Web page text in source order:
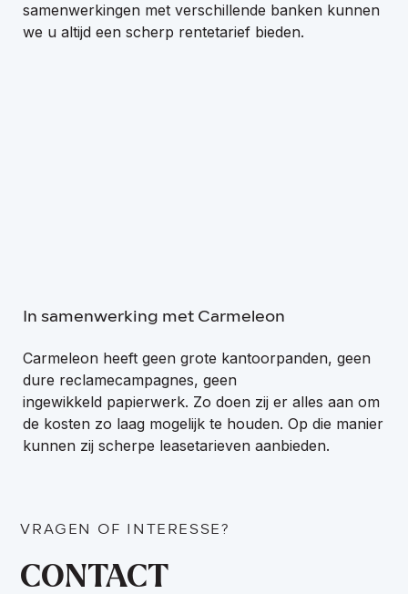
5175 AXLoon op Zand
samenwerkingen met verschillende banken kunnen
we u altijd een scherp rentetarief bieden.
In samenwerking met Carmeleon
Carmeleon heeft geen grote kantoorpanden, geen
dure reclamecampagnes, geen
ingewikkeld papierwerk. Zo doen zij er alles aan om
de kosten zo laag mogelijk te houden. Op die manier
kunnen zij scherpe leasetarieven aanbieden.
VRAGEN OF INTERESSE?
CONTACT